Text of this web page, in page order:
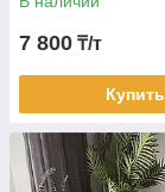
7 800 ₸/т
Купить